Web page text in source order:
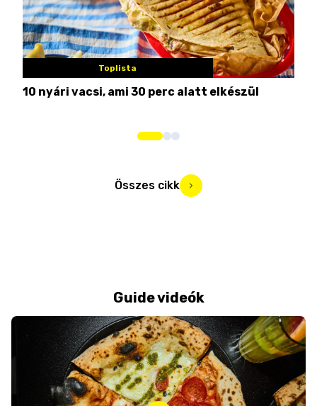
Toplista
10 nyári vacsi, ami 30 perc alatt elkészül
Összes cikk
Guide videók